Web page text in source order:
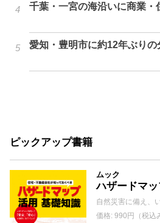
千葉・一宮の海沿いに商業・
愛知・豊明市に約12年ぶり
ピックアップ書籍
ムック
ハザードマ
自然災害に備え、
価格: 990円（税込